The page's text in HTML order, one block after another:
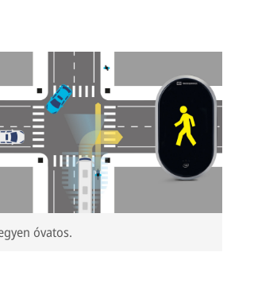
óvatos.